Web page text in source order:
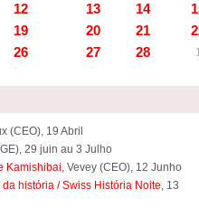
12 13 14
19 20 21
26 27 28
(CEO), 19 Abril
29 juin au 3 Julho
Kamishibai, Vevey (CEO), 12 Junho
história / Swiss História Noite, 13